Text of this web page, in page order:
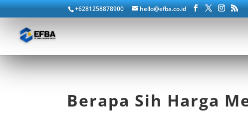
+6281258878900 hello@efba.co.id
Berapa Sih Harga